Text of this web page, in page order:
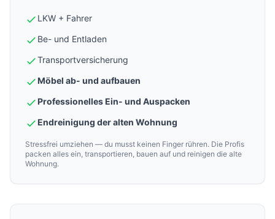
LKW + Fahrer
Be- und Entladen
Transportversicherung
Möbel ab- und aufbauen
Professionelles Ein- und Auspacken
Endreinigung der alten Wohnung
Stressfrei umziehen — du musst keinen Finger rühren. Die Profis
packen alles ein, transportieren, bauen auf und reinigen die alte
Wohnung.